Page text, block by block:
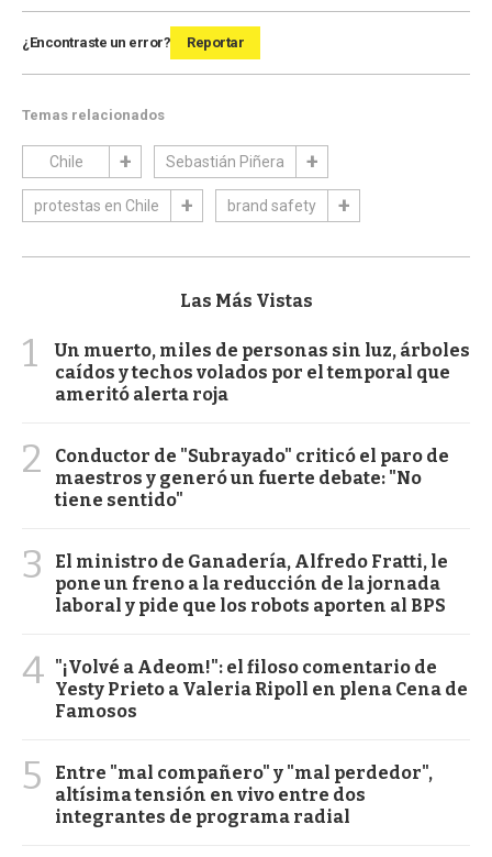
¿Encontraste un error? Reportar
Temas relacionados
Chile Sebastián Piñera
protestas en Chile brand safety
Las Más Vistas
1
Un muerto, miles de personas sin luz, árboles
caídos y techos volados por el temporal que
ameritó alerta roja
2
Conductor de "Subrayado" criticó el paro de
maestros y generó un fuerte debate: "No
tiene sentido"
3
El ministro de Ganadería, Alfredo Fratti, le
pone un freno a la reducción de la jornada
laboral y pide que los robots aporten al BPS
4 "¡Volvé a Adeom!": el filoso comentario de
Yesty Prieto a Valeria Ripoll en plena Cena de
Famosos
5
Entre "mal compañero" y "mal perdedor",
altísima tensión en vivo entre dos
integrantes de programa radial